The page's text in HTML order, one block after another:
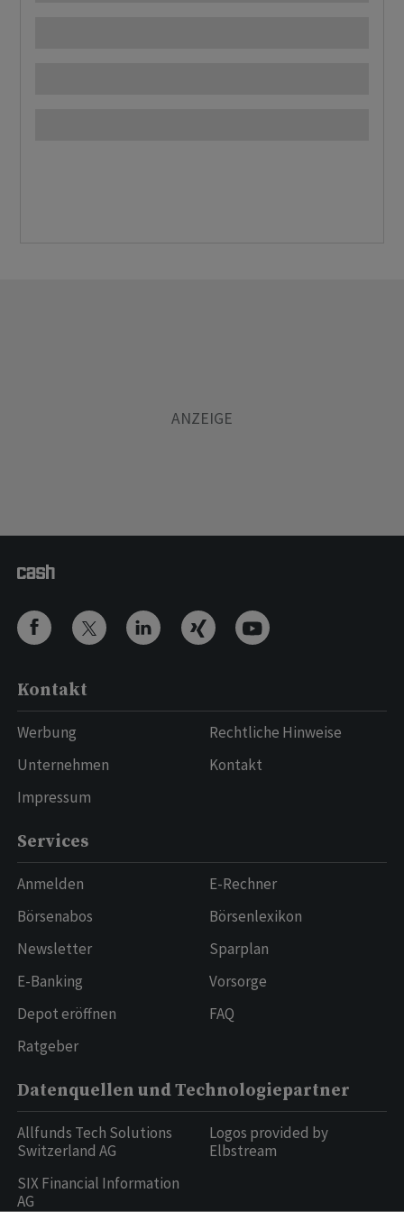
Kontakt
Werbung
Unternehmen
Impressum
Rechtliche Hinweise
Kontakt
Services
Anmelden
Börsenabos
Newsletter
E-Banking
Depot eröffnen
Ratgeber
E-Rechner
Börsenlexikon
Sparplan
Vorsorge
FAQ
Datenquellen und Technologiepartner
Allfunds Tech Solutions
Switzerland AG
SIX Financial Information
AG
Logos provided by
Elbstream